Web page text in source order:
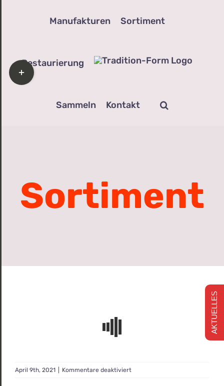
Manufakturen Sortiment
Restaurierung
Sammeln Kontakt
Sortiment
April 9th, 2021 Kommentare deaktiviertfür
Toggle
Sliding
AKTUELLES